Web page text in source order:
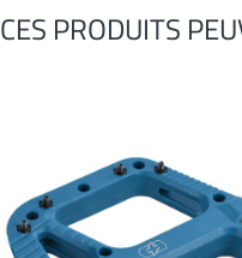
CES PRODUITS